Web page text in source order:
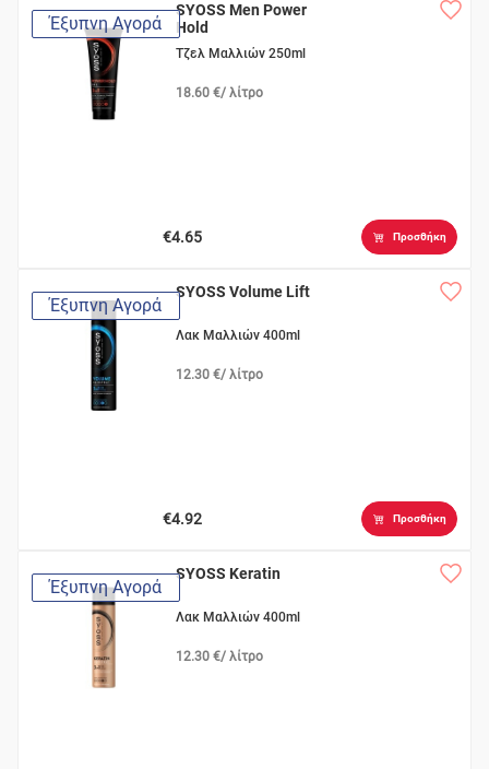
Έξυπνη Αγορά
SYOSS Men Power
Hold
Τζελ Μαλλιών 250ml
18.60 €/ λίτρο
€4.65 Προσθήκη
Έξυπνη Αγορά
SYOSS Volume Lift
Λακ Μαλλιών 400ml
12.30 €/ λίτρο
€4.92 Προσθήκη
Έξυπνη Αγορά
SYOSS Keratin
Λακ Μαλλιών 400ml
12.30 €/ λίτρο